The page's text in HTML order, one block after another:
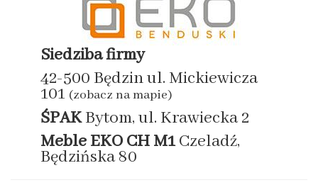
Siedziba firmy
42-500 Będzin ul. Mickiewicza
101 (zobacz na mapie)
ŚPAKBytom, ul. Krawiecka 2
Meble EKO CH M1Czeladź,
Będzińska 80